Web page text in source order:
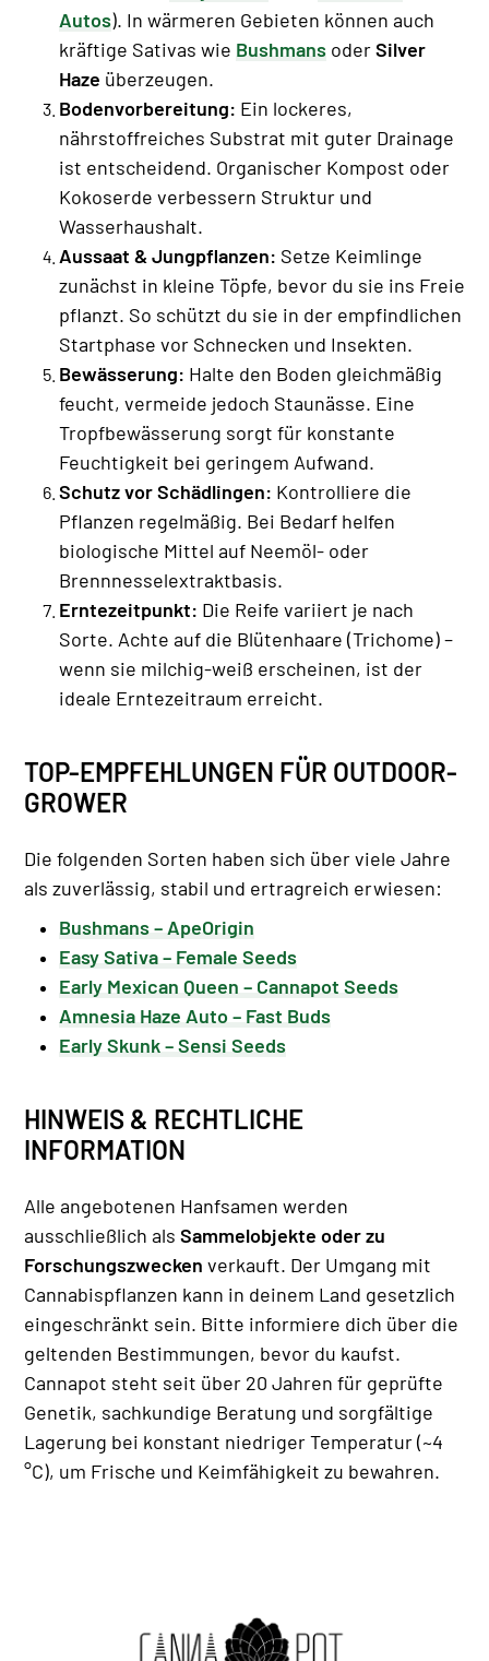
Autos). In wärmeren Gebieten können auch
kräftige Sativas wie Bushmans oderSilver
Haze überzeugen.
Bodenvorbereitung: Ein lockeres,
nährstoffreiches Substrat mit guter Drainage
ist entscheidend. Organischer Kompost oder
Kokoserde verbessern Struktur und
Wasserhaushalt.
Aussaat & Jungpflanzen: Setze Keimlinge
zunächst in kleine Töpfe, bevor du sie ins Freie
pflanzt. So schützt du sie in der empfindlichen
Startphase vor Schnecken und Insekten.
Bewässerung: Halte den Boden gleichmäßig
feucht, vermeide jedoch Staunässe. Eine
Tropfbewässerung sorgt für konstante
Feuchtigkeit bei geringem Aufwand.
Schutz vor Schädlingen: Kontrolliere die
Pflanzen regelmäßig. Bei Bedarf helfen
biologische Mittel auf Neemöl- oder
Brennnesselextraktbasis.
Erntezeitpunkt: Die Reife variiert je nach
Sorte. Achte auf die Blütenhaare (Trichome) –
wenn sie milchig-weiß erscheinen, ist der
ideale Erntezeitraum erreicht.
TOP-EMPFEHLUNGEN FÜR OUTDOOR-
GROWER
Die folgenden Sorten haben sich über viele Jahre
als zuverlässig, stabil und ertragreich erwiesen:
Bushmans – ApeOrigin
Easy Sativa – Female Seeds
Early Mexican Queen – Cannapot Seeds
Amnesia Haze Auto – Fast Buds
Early Skunk – Sensi Seeds
HINWEIS & RECHTLICHE
INFORMATION
Alle angebotenen Hanfsamen werden
ausschließlich als Sammelobjekte oder zu
Forschungszwecken verkauft. Der Umgang mit
Cannabispflanzen kann in deinem Land gesetzlich
eingeschränkt sein. Bitte informiere dich über die
geltenden Bestimmungen, bevor du kaufst.
Cannapot steht seit über 20 Jahren für geprüfte
Genetik, sachkundige Beratung und sorgfältige
Lagerung bei konstant niedriger Temperatur (~4
°C), um Frische und Keimfähigkeit zu bewahren.